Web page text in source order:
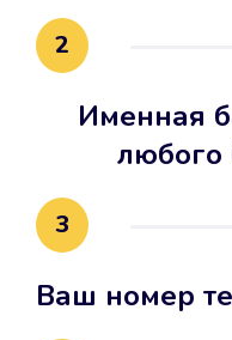
2
Именная
любого
3
Ваш номер